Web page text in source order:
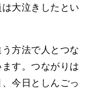
大泣きしたとい
方法で人とつな
す。つながりは
今日としんごっ